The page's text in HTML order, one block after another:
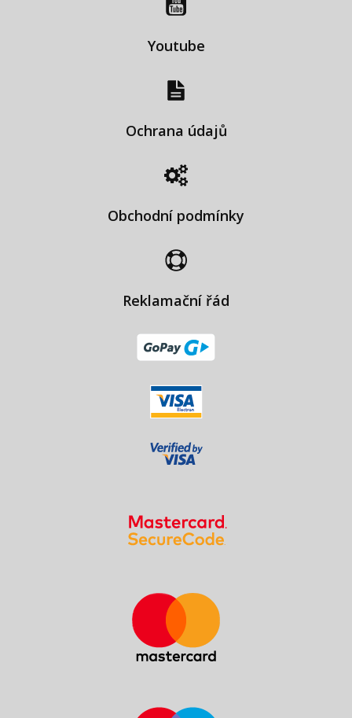
Youtube
Ochrana údajů
Obchodní podmínky
Reklamační řád